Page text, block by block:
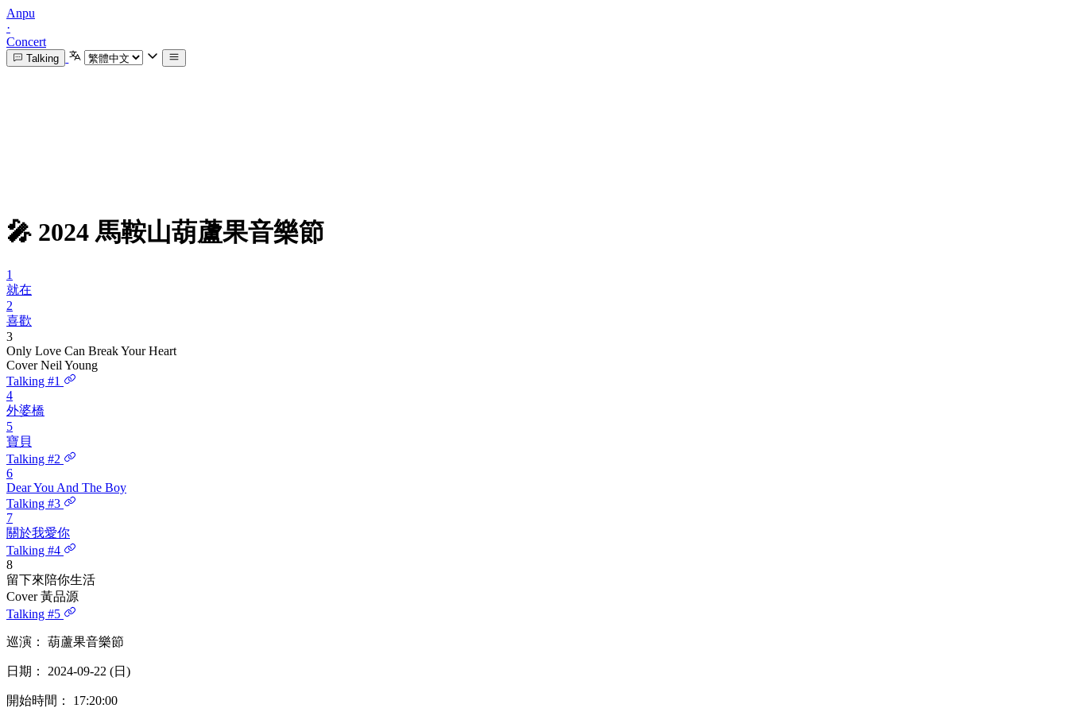
Anpu
·
Concert
Talking
🎤 2024 馬鞍山葫蘆果音樂節
1
就在
2
喜歡
3
Only Love Can Break Your Heart
Cover Neil Young
Talking #1
4
外婆橋
5
寶貝
Talking #2
6
Dear You And The Boy
Talking #3
7
關於我愛你
Talking #4
8
留下來陪你生活
Cover 黃品源
Talking #5
巡演： 葫蘆果音樂節
日期： 2024-09-22 (日)
開始時間： 17:20:00